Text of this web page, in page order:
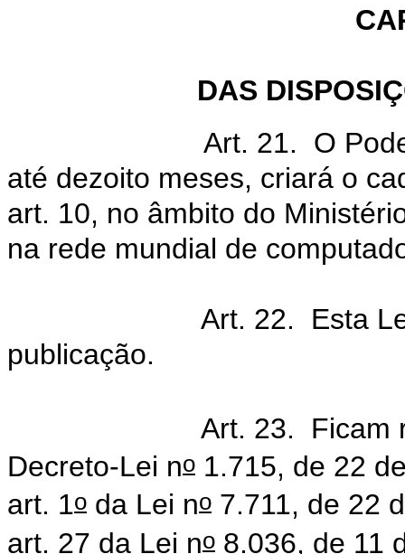
DAS
Art. 21. O
até dezoito meses, criará o
art. 10, no âmbito do
na rede mundial de
Art. 22. Esta
publicação.
Art. 23. Ficam
Decreto-Lei no 1.715, de 22
art. 1o da Lei no 7.711, de 22
art. 27 da Lei no 8.036, de 11